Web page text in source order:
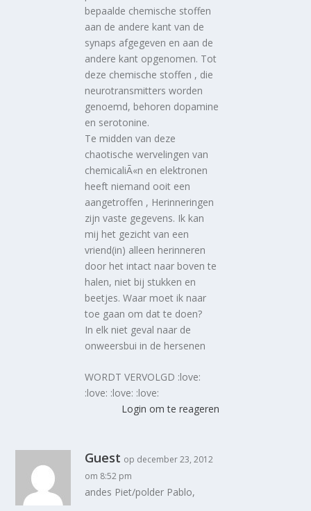
bepaalde chemische stoffen
aan de andere kant van de
synaps afgegeven en aan de
andere kant opgenomen. Tot
deze chemische stoffen , die
neurotransmitters worden
genoemd, behoren dopamine
en serotonine.
Te midden van deze
chaotische wervelingen van
chemicaliÃ«n en elektronen
heeft niemand ooit een
aangetroffen , Herinneringen
zijn vaste gegevens. Ik kan
mij het gezicht van een
vriend(in) alleen herinneren
door het intact naar boven te
halen, niet bij stukken en
beetjes. Waar moet ik naar
toe gaan om dat te doen?
In elk niet geval naar de
onweersbui in de hersenen
WORDT VERVOLGD :love:
:love: :love: :love:
Login om te reageren
Guest op december 23, 2012
om 8:52 pm
andes Piet/polder Pablo,